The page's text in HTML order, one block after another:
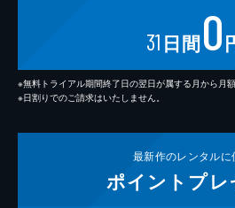
31 日間0
※無料トライアル期間終了日の翌日が属する月から月額
※日割りでのご請求はいたしません。
最新作のレンタルに
ポイント プレ